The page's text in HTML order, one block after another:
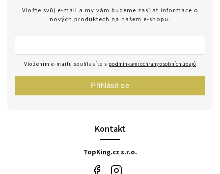
Kontakt
TopKing.cz s.r.o.
Vložte svůj e-mail a my vám budeme zasílat informace o
nových produktech na našem e-shopu.
Vložením e-mailu souhlasíte s podmínkami ochrany osobních údajů
Přihlásit se